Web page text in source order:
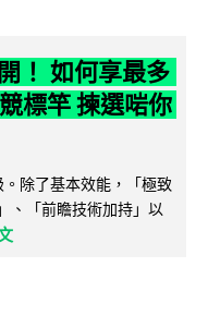
！ 如何享最多
標竿 揀選啱你
除了基本效能，「極致
、「前瞻技術加持」以